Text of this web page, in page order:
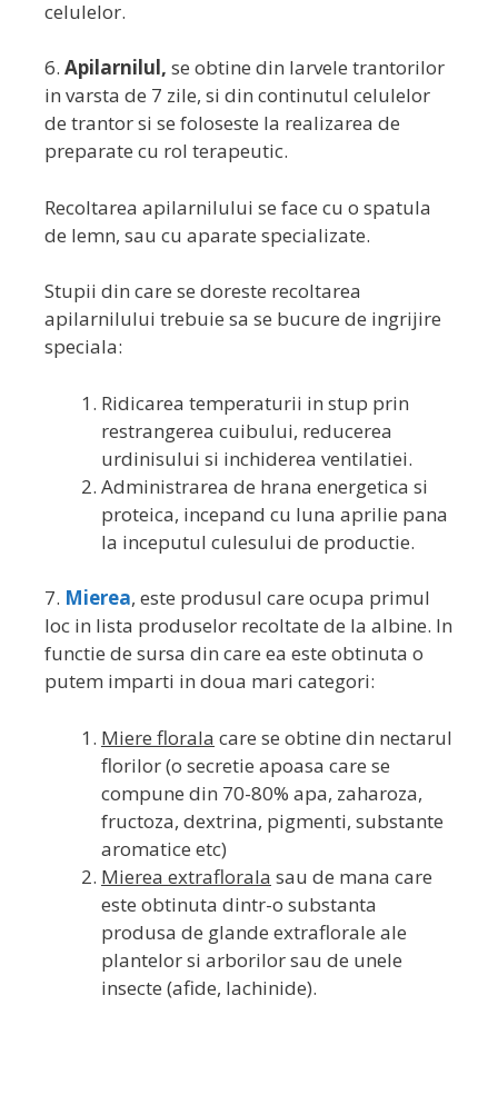
celulelor.
6. Apilarnilul, se obtine din larvele trantorilor
in varsta de 7 zile, si din continutul celulelor
de trantor si se foloseste la realizarea de
preparate cu rol terapeutic.
Recoltarea apilarnilului se face cu o spatula
de lemn, sau cu aparate specializate.
Stupii din care se doreste recoltarea
apilarnilului trebuie sa se bucure de ingrijire
speciala:
Ridicarea temperaturii in stup prin
restrangerea cuibului, reducerea
urdinisului si inchiderea ventilatiei.
Administrarea de hrana energetica si
proteica, incepand cu luna aprilie pana
la inceputul culesului de productie.
7. Mierea, este produsul care ocupa primul
loc in lista produselor recoltate de la albine. In
functie de sursa din care ea este obtinuta o
putem imparti in doua mari categori:
Miere florala care se obtine din nectarul
florilor (o secretie apoasa care se
compune din 70-80% apa, zaharoza,
fructoza, dextrina, pigmenti, substante
aromatice etc)
Mierea extraflorala sau de mana care
este obtinuta dintr-o substanta
produsa de glande extraflorale ale
plantelor si arborilor sau de unele
insecte (afide, lachinide).